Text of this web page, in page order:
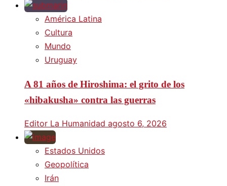
América Latina
Cultura
Mundo
Uruguay
A 81 años de Hiroshima: el grito de los
«hibakusha» contra las guerras
Editor La Humanidad agosto 6, 2026
Estados Unidos
Geopolítica
Irán